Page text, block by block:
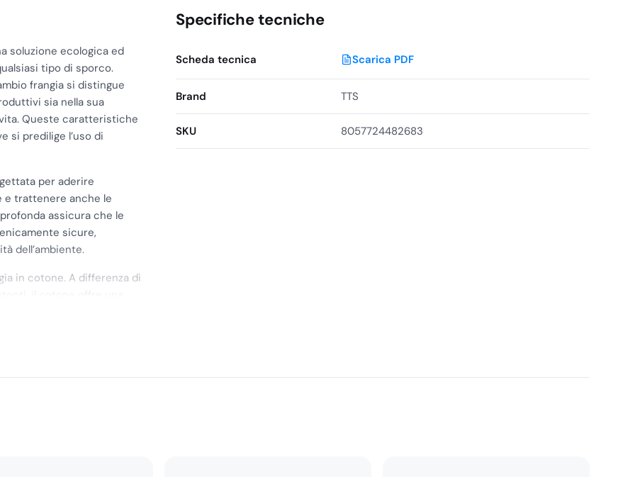
soluzione ecologica ed
tipo di sporco.
frangia si distingue
sia nella sua
Queste caratteristiche
si predilige l’uso di
per aderire
e trattenere anche le
assicura che le
sicure,
dell’ambiente.
in cotone. A differenza di
la sua efficacia. Questa
Questa
dove la velocità e
Specifiche tecniche
Scheda tecnica Scarica PDF
Brand TTS
SKU 8057724482683